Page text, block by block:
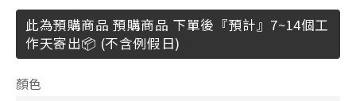
此為預購商品 預購商品 下單後『預計』7~14個工
作天寄出📦 (不含例假日)
顏色